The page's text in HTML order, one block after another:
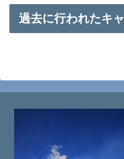
過去に行われたキ